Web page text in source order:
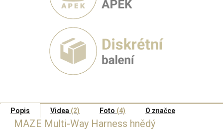
Popis Videa (2) Foto (4) O značce
MAZE Multi-Way Harness hnědý